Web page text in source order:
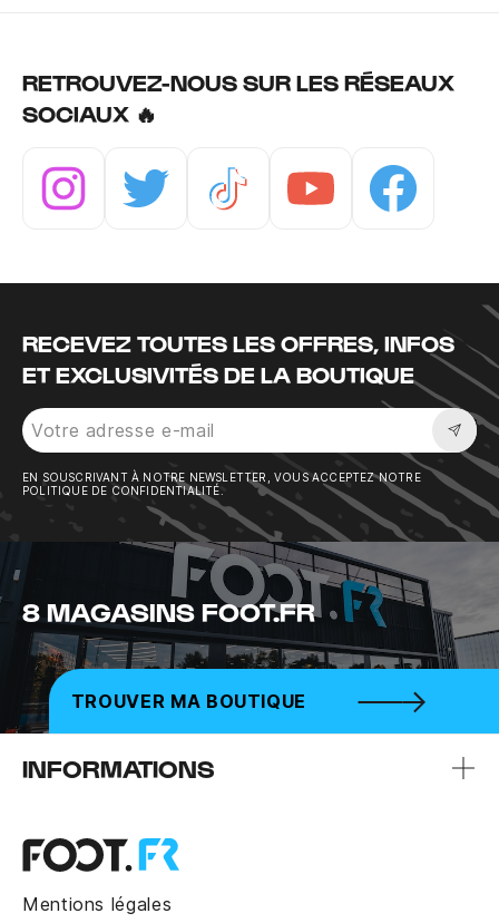
RETROUVEZ-NOUS SUR LES RÉSEAUX
SOCIAUX 🔥
RECEVEZ TOUTES LES OFFRES, INFOS
ET EXCLUSIVITÉS DE LA BOUTIQUE
EN SOUSCRIVANT À NOTRE NEWSLETTER, VOUS ACCEPTEZ NOTRE
POLITIQUE DE CONFIDENTIALITÉ.
8 MAGASINS FOOT.FR
TROUVER MA BOUTIQUE
INFORMATIONS
Mentions légales